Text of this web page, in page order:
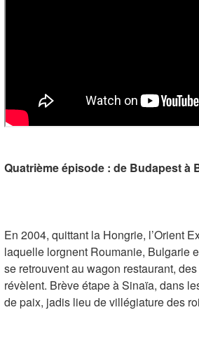
Quatrième épisode : de Budapest à
En 2004, quittant la Hongrie, l’Orient
laquelle lorgnent Roumanie, Bulgarie
se retrouvent au wagon restaurant,
révèlent. Brève étape à Sinaïa, dans
de paix, jadis lieu de villégiature des